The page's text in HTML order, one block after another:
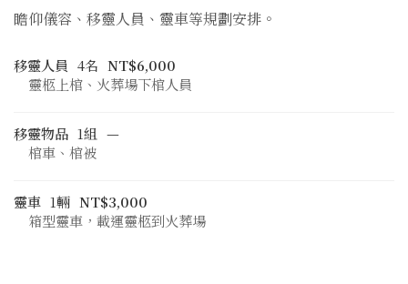
瞻仰儀容、移靈人員、靈車等規劃安排。
移靈人員 4名 NT$6,000
靈柩上棺、火葬場下棺人員
移靈物品 1組 —
棺車、棺被
靈車 1輛 NT$3,000
箱型靈車，載運靈柩到火葬場